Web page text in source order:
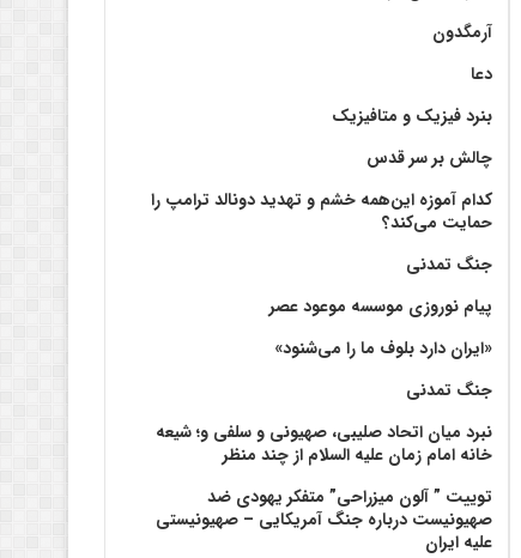
آرمگدون
دعا
بنرد فیزیک و متافیزیک
چالش بر سر قدس
کدام آموزه این‌همه خشم و تهدید دونالد ترامپ را
حمایت می‌کند؟
جنگ تمدنی
پیام نوروزی موسسه موعود عصر
«ایران دارد بلوف ما را می‌شنود»
جنگ تمدنی
نبرد میان اتحاد صلیبی، صهیونی و سلفی و؛ شیعه
خانه امام زمان علیه السلام از چند منظر
توییت ” آلون میزراحی” متفکر یهودی ضد
صهیونیست درباره جنگ آمریکایی – صهیونیستی
علیه ایران